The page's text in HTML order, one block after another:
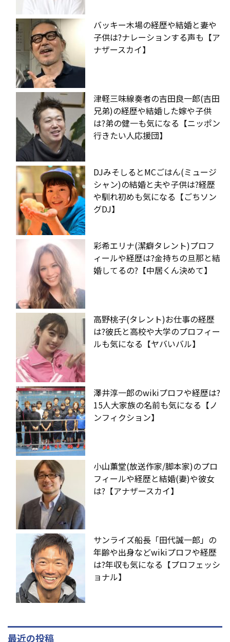
バッキー木場の経歴や結婚と妻や
子供は?ナレーションする声も【ア
ナザースカイ】
津軽三味線奏者の吉田良一郎(吉田
兄弟)の経歴や結婚した嫁や子供
は?弟の健一も気になる【ニッポン
行きたい人応援団】
DJみそしるとMCごはん(ミュージ
シャン)の結婚と夫や子供は?経歴
や馴れ初めも気になる【ごちソン
グDJ】
彩希エリナ(潔癖タレント)プロフ
ィールや経歴は?金持ちの旦那と結
婚してるの?【中居くん決めて】
高野桃子(タレント)お仕事の経歴
は?彼氏と高校や大学のプロフィー
ルも気になる【ヤバいバル】
澤井淳一郎のwikiプロフや経歴は?
15人大家族の名前も気になる【ノ
ンフィクション】
小山薫堂(放送作家/脚本家)のプロ
フィールや経歴と結婚(妻)や彼女
は?【アナザースカイ】
サンライズ船長「田代誠一郎」の
年齢や出身などwikiプロフや経歴
は?年収も気になる【プロフェッシ
ョナル】
最近の投稿